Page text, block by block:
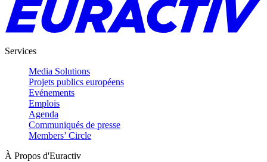
Services
Media Solutions
Projets publics européens
Evénements
Emplois
Agenda
Communiqués de presse
Members’ Circle
À Propos d'Euractiv